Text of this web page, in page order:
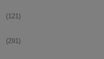
(121)
(291)